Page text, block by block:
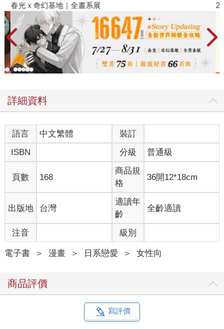
春光ｘ奇幻基地｜全書系展
詳細資料
語言 中文繁體
裝訂
ISBN
分級 普通級
頁數 168
商品規
格
36開12*18cm
出版地 台灣
適讀年
齡
全齡適讀
注音 級別
電子書 ＞ 漫畫 ＞ 日系戀愛 ＞ 女性向
商品評價
寫評價